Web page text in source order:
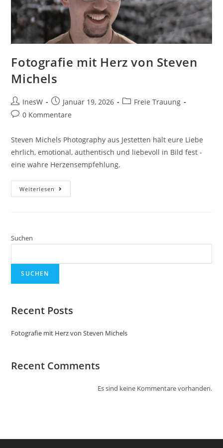
Fotografie mit Herz von Steven
Michels
Beitrags-
Autor:
InesW
Beitrag
veröffentlicht:
Januar 19, 2026
Beitrags-
Freie Trauung
Beitrags-
0 Kommentare
Steven Michels Photography aus Jestetten hält eure Liebe
ehrlich, emotional, authentisch und liebevoll in Bild fest -
eine wahre Herzensempfehlung.
Weiterlesen Fotografie
Mit
Suchen
SUCHEN
Recent Posts
Fotografie mit Herz von Steven Michels
Recent Comments
Es sind keine Kommentare vorhanden.